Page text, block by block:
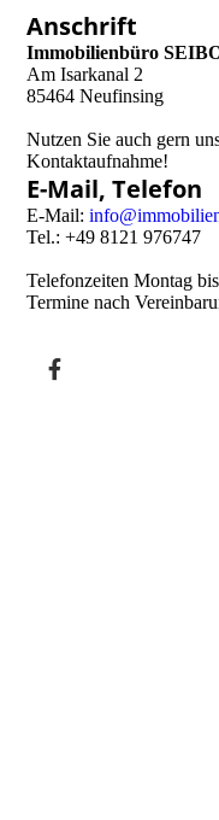
Anschrift
Immobilienbüro
Am Isarkanal 2
85464 Neufinsing
Nutzen Sie auch gern
Kontaktaufnahme!
E-Mail, Telefon
E-Mail:
Tel.: +49 8121 976747
Telefonzeiten Montag
Termine nach